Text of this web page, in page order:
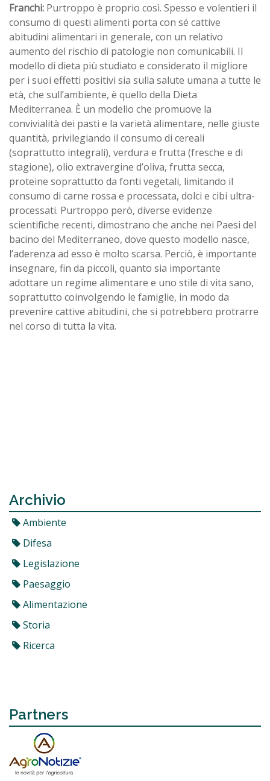
Franchi: Purtroppo è proprio così. Spesso e volentieri il
consumo di questi alimenti porta con sé cattive
abitudini alimentari in generale, con un relativo
aumento del rischio di patologie non comunicabili. Il
modello di dieta più studiato e considerato il migliore
per i suoi effetti positivi sia sulla salute umana a tutte le
età, che sull’ambiente, è quello della Dieta
Mediterranea. È un modello che promuove la
convivialità dei pasti e la varietà alimentare, nelle giuste
quantità, privilegiando il consumo di cereali
(soprattutto integrali), verdura e frutta (fresche e di
stagione), olio extravergine d’oliva, frutta secca,
proteine soprattutto da fonti vegetali, limitando il
consumo di carne rossa e processata, dolci e cibi ultra-
processati. Purtroppo però, diverse evidenze
scientifiche recenti, dimostrano che anche nei Paesi del
bacino del Mediterraneo, dove questo modello nasce,
l’aderenza ad esso è molto scarsa. Perciò, è importante
insegnare, fin da piccoli, quanto sia importante
adottare un regime alimentare e uno stile di vita sano,
soprattutto coinvolgendo le famiglie, in modo da
prevenire cattive abitudini, che si potrebbero protrarre
nel corso di tutta la vita.
Archivio
Ambiente
Difesa
Legislazione
Paesaggio
Alimentazione
Storia
Ricerca
Partners